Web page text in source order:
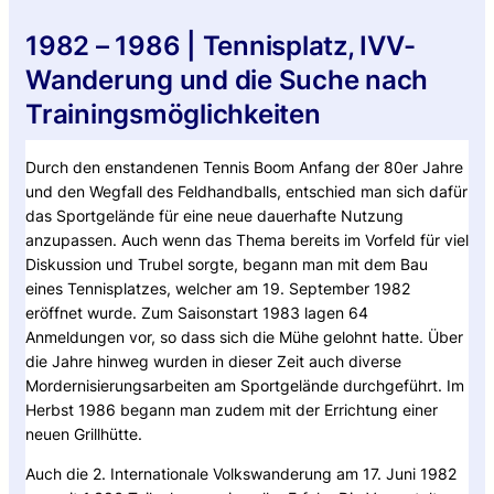
1982 – 1986 | Tennisplatz, IVV-
Wanderung und die Suche nach
Trainingsmöglichkeiten
Durch den enstandenen Tennis Boom Anfang der 80er Jahre
und den Wegfall des Feldhandballs, entschied man sich dafür
das Sportgelände für eine neue dauerhafte Nutzung
anzupassen. Auch wenn das Thema bereits im Vorfeld für viel
Diskussion und Trubel sorgte, begann man mit dem Bau
eines Tennisplatzes, welcher am 19. September 1982
eröffnet wurde. Zum Saisonstart 1983 lagen 64
Anmeldungen vor, so dass sich die Mühe gelohnt hatte. Über
die Jahre hinweg wurden in dieser Zeit auch diverse
Mordernisierungsarbeiten am Sportgelände durchgeführt. Im
Herbst 1986 begann man zudem mit der Errichtung einer
neuen Grillhütte.
Auch die 2. Internationale Volkswanderung am 17. Juni 1982